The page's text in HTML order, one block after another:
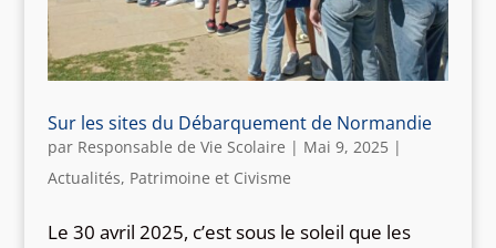
Sur les sites du Débarquement de Normandie
par Responsable de Vie Scolaire | Mai 9, 2025 |
Actualités, Patrimoine et Civisme
Le 30 avril 2025, c’est sous le soleil que les